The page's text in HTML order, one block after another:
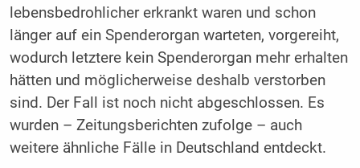
lebensbedrohlicher erkrankt waren und schon
länger auf ein Spenderorgan warteten, vorgereiht,
wodurch letztere kein Spenderorgan mehr erhalten
hätten und möglicherweise deshalb verstorben
sind. Der Fall ist noch nicht abgeschlossen. Es
wurden – Zeitungsberichten zufolge – auch
weitere ähnliche Fälle in Deutschland entdeckt.